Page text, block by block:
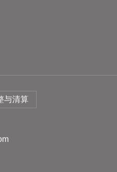
与清算